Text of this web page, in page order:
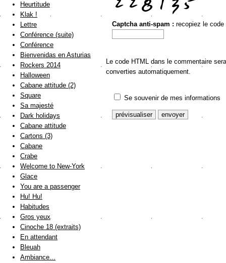
Captcha anti-spam : recopiez le code
Le code HTML dans le commentaire
converties automatiquement.
Se souvenir de mes informations
Heurtitude
Klak !
Lettre
Conférence (suite)
Conférence
Bienvenidas en Asturias
Rockers 2014
Halloween
Cabane attitude (2)
Square
Sa majesté
Dark holidays
Cabane attitude
Cartons (3)
Cabane
Crabe
Welcome to New-York
Glace
You are a passenger
Hu! Hu!
Habitudes
Gros yeux
Cinoche 18 (extraits)
En attendant
Bleuah
Ambiance...